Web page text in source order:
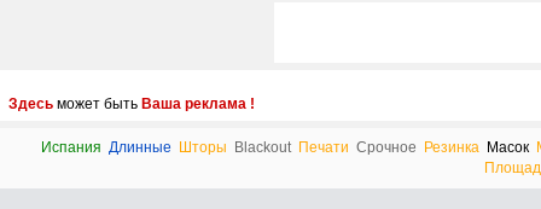
Здесь может быть Ваша реклама !
Испания Длинные Шторы Blackout Печати Срочное Резинка Масок